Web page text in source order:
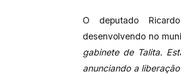
O deputado
desenvolvendo no
gabinete de Talita.
anunciando a